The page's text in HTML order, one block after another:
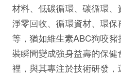
材料、低碳循環、碳循環、
淨零回收、循環資材、環
等，猶如維生素ABC狗咬
裝瞬間變成強身益壽的保
裡，與其專注於技術研發